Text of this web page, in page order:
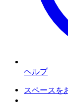
ヘルプ
スペースを